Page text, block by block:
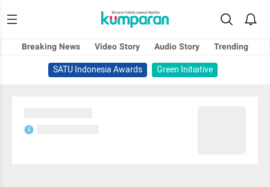
Breaking News Video Story Audio Story
Trending
SATU Indonesia Awards
Green Initiative
S